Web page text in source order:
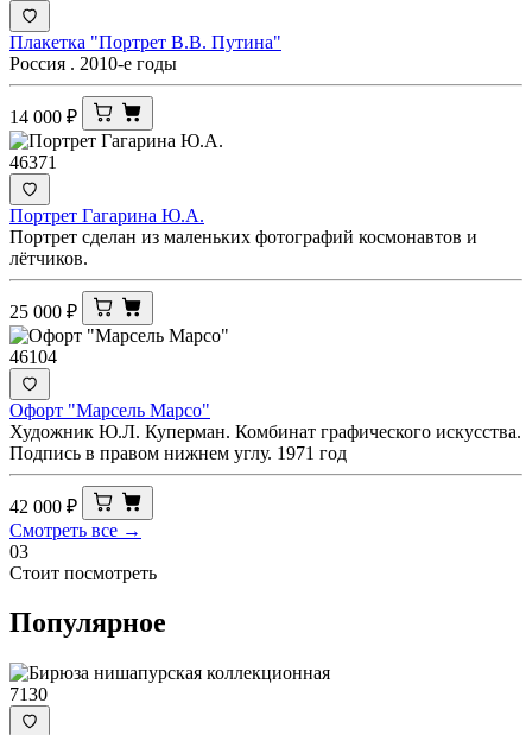
Плакетка "Портрет В.В. Путина"
Россия . 2010-е годы
14 000 ₽
46371
Портрет Гагарина Ю.А.
Портрет сделан из маленьких фотографий космонавтов и
лётчиков.
25 000 ₽
46104
Офорт "Марсель Марсо"
Художник Ю.Л. Куперман. Комбинат графического искусства.
Подпись в правом нижнем углу. 1971 год
42 000 ₽
Смотреть все →
03
Стоит посмотреть
Популярное
7130